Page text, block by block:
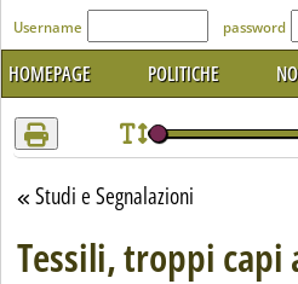
'Modulo Login per
Username password
HOMEPAGE POLITICHE
Torna alla sezione
Studi e Segnalazioni
Tessili, troppi capi